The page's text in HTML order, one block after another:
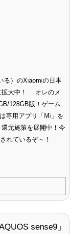
る）のXiaomiの日本
拡大中！ オレのメ
128GB版！ゲーム
専用アプリ「Mi」を
元施策を展開中！今
れているぞ～！
sense9」